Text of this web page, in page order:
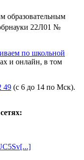
образовательным
22Л01 №
по школьной
и онлайн, в том
49 (с 6 до 14 по Мск).